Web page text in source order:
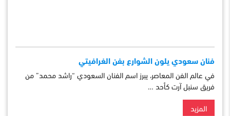
فنان سعودي يلون الشوارع بفن الغرافيتي
في عالم الفن المعاصر، يبرز اسم الفنان السعودي “راشد محمد” من
فريق سنبل آرت كأحد …
المزيد